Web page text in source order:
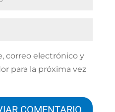
correo electrónico y
para la próxima vez